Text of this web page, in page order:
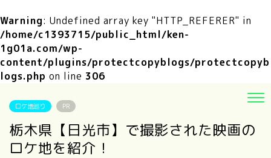
Warning: Undefined array key "HTTP_REFERER" in
/home/c1393715/public_html/ken-
1g01a.com/wp-
content/plugins/protectcopyblogs/protectcopyb
logs.php on line 306
ロケ地巡り PR
栃木県【日光市】で撮影された映画の
ロケ地を紹介！